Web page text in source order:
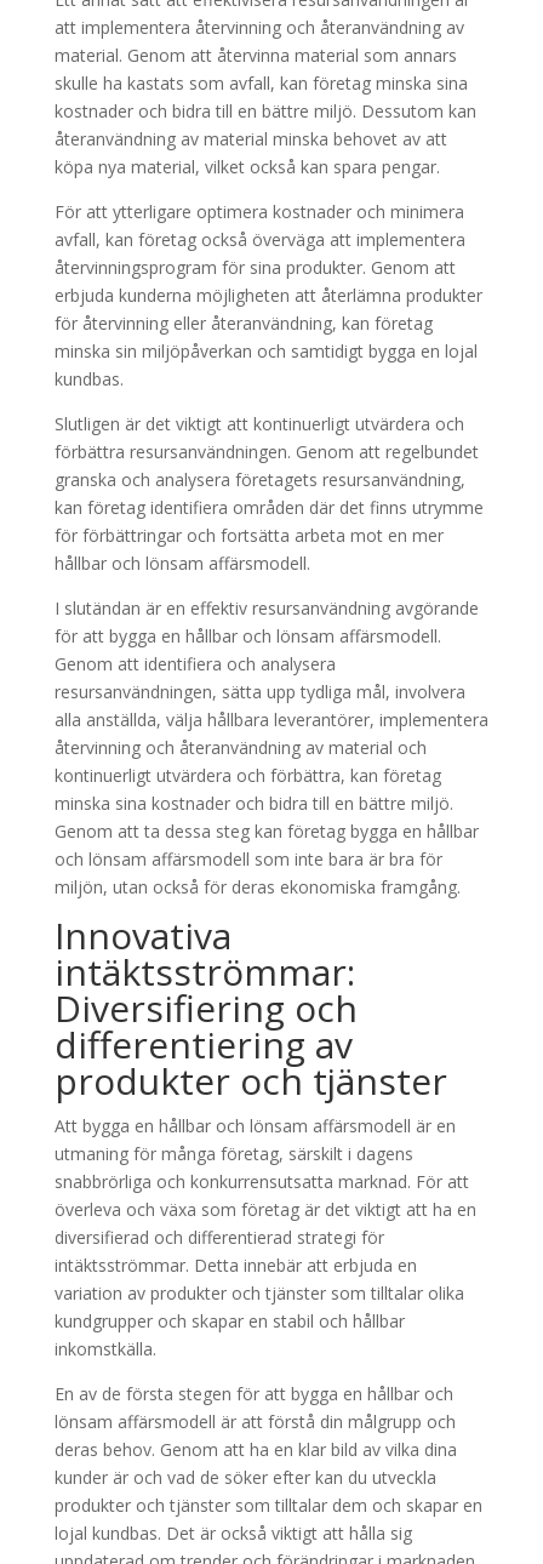
att implementera återvinning och återanvändning av
material. Genom att återvinna material som annars
skulle ha kastats som avfall, kan företag minska sina
kostnader och bidra till en bättre miljö. Dessutom kan
återanvändning av material minska behovet av att
köpa nya material, vilket också kan spara pengar.
För att ytterligare optimera kostnader och minimera
avfall, kan företag också överväga att implementera
återvinningsprogram för sina produkter. Genom att
erbjuda kunderna möjligheten att återlämna produkter
för återvinning eller återanvändning, kan företag
minska sin miljöpåverkan och samtidigt bygga en lojal
kundbas.
Slutligen är det viktigt att kontinuerligt utvärdera och
förbättra resursanvändningen. Genom att regelbundet
granska och analysera företagets resursanvändning,
kan företag identifiera områden där det finns utrymme
för förbättringar och fortsätta arbeta mot en mer
hållbar och lönsam affärsmodell.
I slutändan är en effektiv resursanvändning avgörande
för att bygga en hållbar och lönsam affärsmodell.
Genom att identifiera och analysera
resursanvändningen, sätta upp tydliga mål, involvera
alla anställda, välja hållbara leverantörer, implementera
återvinning och återanvändning av material och
kontinuerligt utvärdera och förbättra, kan företag
minska sina kostnader och bidra till en bättre miljö.
Genom att ta dessa steg kan företag bygga en hållbar
och lönsam affärsmodell som inte bara är bra för
miljön, utan också för deras ekonomiska framgång.
Innovativa
intäktsströmmar:
Diversifiering och
differentiering av
produkter och tjänster
Att bygga en hållbar och lönsam affärsmodell är en
utmaning för många företag, särskilt i dagens
snabbrörliga och konkurrensutsatta marknad. För att
överleva och växa som företag är det viktigt att ha en
diversifierad och differentierad strategi för
intäktsströmmar. Detta innebär att erbjuda en
variation av produkter och tjänster som tilltalar olika
kundgrupper och skapar en stabil och hållbar
inkomstkälla.
En av de första stegen för att bygga en hållbar och
lönsam affärsmodell är att förstå din målgrupp och
deras behov. Genom att ha en klar bild av vilka dina
kunder är och vad de söker efter kan du utveckla
produkter och tjänster som tilltalar dem och skapar en
lojal kundbas. Det är också viktigt att hålla sig